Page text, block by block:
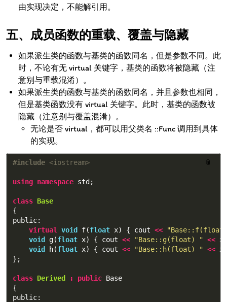
由实现决定，不能解引用。
成员函数的重载、覆盖与隐藏
如果派生类的函数与基类的函数同名，但是参数不同。此
时，不论有无 virtual 关键字，基类的函数将被隐藏（注
意别与重载混淆）。
如果派生类的函数与基类的函数同名，并且参数也相同，
但是基类函数没有 virtual 关键字。此时，基类的函数被
隐藏（注意别与覆盖混淆）。
无论是否 virtual，都可以用父类名 ::Func 调用到具体
的实现。
📎
#include <iostream>
using namespace std ;
class Base
{
public:
virtual
void f(float x) { cout <<
void
g(float x) { cout << "Base::g(float) " << x
void
h(float x) { cout << "Base::h(float) " << x
};
class Derived : public Base
{
public: